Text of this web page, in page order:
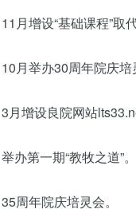
11月增设“基础课程”取
10月举办30周年院庆培
3月增设良院网站
举办第一期“教牧之道”。
35周年院庆培灵会。